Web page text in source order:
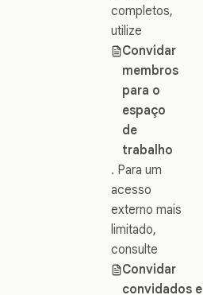
completos,
utilize
Convidar
membros
para o
espaço
de
trabalho
. Para um
acesso
externo mais
limitado,
consulte
Convidar
convidados e